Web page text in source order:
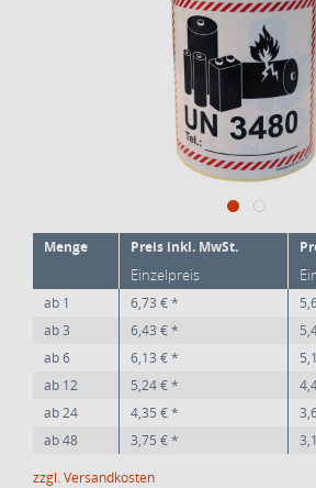
Menge Preis inkl. MwSt.
Einzelpreis
ab 1 6,73 € *
ab3 6,43 € *
ab6 6,13 € *
ab 12 5,24 € *
ab24 4,35 € *
ab48 3,75 € *
zzgl. Versandkosten